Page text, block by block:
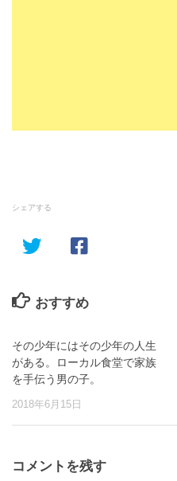
シェアする
おすすめ
その少年にはその少年の人生
がある。ローカル食堂で家族
を手伝う男の子。
2018年6月15日
コメントを残す